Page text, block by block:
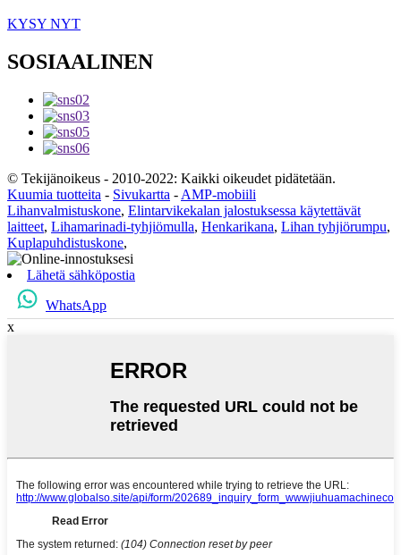
KYSY NYT
SOSIAALINEN
© Tekijänoikeus - 2010-2022: Kaikki oikeudet pidätetään.
Kuumia tuotteita - Sivukartta - AMP-mobiili
Lihanvalmistuskone, Elintarvikekalan jalostuksessa käytettävät
laitteet, Lihamarinadi-tyhjiömulla, Henkarikana, Lihan tyhjiörumpu,
Kuplapuhdistuskone,
Lähetä sähköpostia
WhatsApp
x